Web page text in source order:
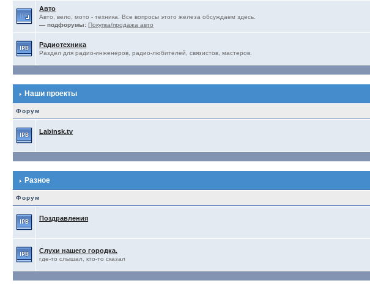
Авто
Авто, вело, мото - техника. Все вопросы этого железа обсуждаем здесь.
— подфорумы: Покупка/продажа авто
Радиотехника
Раздел для радио-инженеров, радио-любителей, связистов, мастеров.
Наши проекты
Форум
Labinsk.tv
Разное
Форум
Поздравления
Слухи нашего городка.
где-то слышал, кто-то сказал